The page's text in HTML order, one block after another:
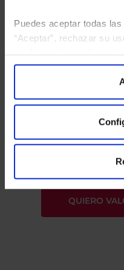
Puedes aceptar todas
“Aceptar”, rechazar su
“Configuración”.
para más
la política de